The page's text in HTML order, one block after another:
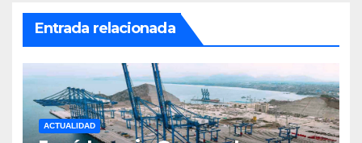
Entrada relacionada
ACTUALIDAD